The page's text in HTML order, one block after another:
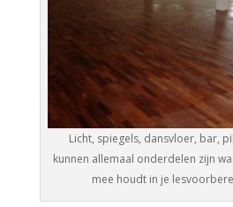
Licht, spiegels, dansvloer, bar,
kunnen allemaal onderdelen zijn
mee houdt in je